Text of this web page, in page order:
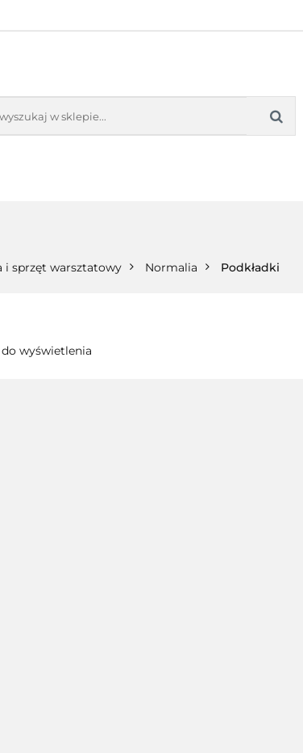
i sprzęt warsztatowy Normalia Podkładki
wyświetlenia